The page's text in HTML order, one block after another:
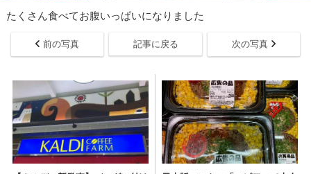
たくさん食べてお腹いっぱいになりました
前の写真 記事に戻る 次の写真